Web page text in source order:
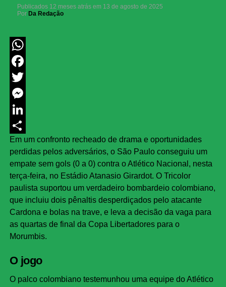
Publicados 12 meses atrás em 13 de agosto de 2025
Por Da Redação
WhatsApp
Facebook
Twitter
Messenger
LinkedIn
Share
Em um confronto recheado de drama e oportunidades
perdidas pelos adversários, o São Paulo conseguiu um
empate sem gols (0 a 0) contra o Atlético Nacional, nesta
terça-feira, no Estádio Atanasio Girardot. O Tricolor
paulista suportou um verdadeiro bombardeio colombiano,
que incluiu dois pênaltis desperdiçados pelo atacante
Cardona e bolas na trave, e leva a decisão da vaga para
as quartas de final da Copa Libertadores para o
Morumbis.
O jogo
O palco colombiano testemunhou uma equipe do Atlético